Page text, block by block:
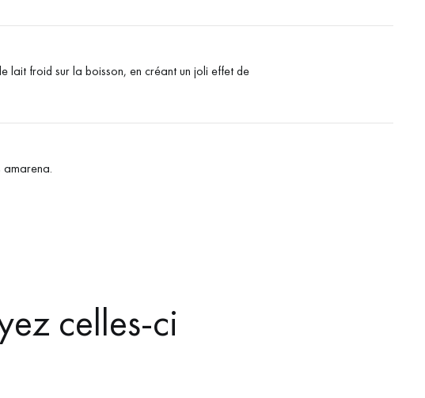
lait froid sur la boisson, en créant un joli effet de
amarena.
celles-ci